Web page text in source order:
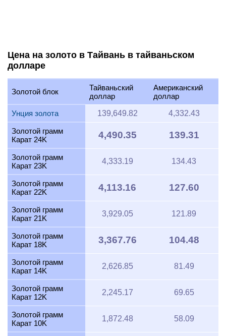
Цена на золото в Тайвань в тайваньском
долларе
Золотой блок
Тайваньский
доллар
Американский
доллар
Унция золота
139,649.82 4,332.43
Золотой грамм
Карат 24K
4,490.35 139.31
Золотой грамм
Карат 23K
4,333.19 134.43
Золотой грамм
Карат 22K
4,113.16 127.60
Золотой грамм
Карат 21K
3,929.05 121.89
Золотой грамм
Карат 18K
3,367.76 104.48
Золотой грамм
Карат 14K
2,626.85 81.49
Золотой грамм
Карат 12K
2,245.17 69.65
Золотой грамм
Карат 10K
1,872.48 58.09